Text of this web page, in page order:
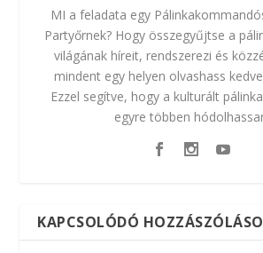
MI a feladata egy
Partyőrnek? Hogy összegyűjtse a
világának híreit, rendszerezi és
mindent egy helyen olvashass
Ezzel segítve, hogy a kulturált
egyre többen
KAPCSOLÓDÓ